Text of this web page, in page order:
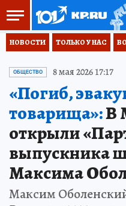
НОВОСТИ ТОЛЬКО У НАС
ОБЩЕСТВО 8 мая 2026 17:17
«Погиб,
товарища»:В
открыли
выпускника
Максима
Максим